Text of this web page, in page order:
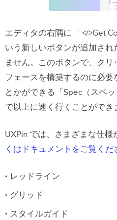
エディタの右隅に 「</>Get
いう新しいボタンが追加さ
ません。このボタンで、ク
フェースを構築するのに必要
とかができる「Spec（スペ
で以上に速く行くことができ
UXPin では、さまざまな仕様
くはドキュメントをご覧くだ
レッドライン
グリッド
スタイルガイド